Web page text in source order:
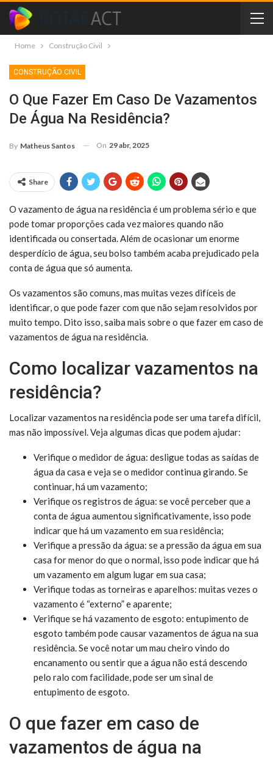
Home Construção Civil
CONSTRUÇÃO CIVIL
O Que Fazer Em Caso De Vazamentos
De Água Na Residência?
By Matheus Santos On 29 abr, 2025
Share
O vazamento de água na residência é um problema sério e que
pode tomar proporções cada vez maiores quando não
identificada ou consertada. Além de ocasionar um enorme
desperdício de água, seu bolso também acaba prejudicado pela
conta de água que só aumenta.
Os vazamentos são comuns, mas muitas vezes difíceis de
identificar, o que pode fazer com que não sejam resolvidos por
muito tempo. Dito isso, saiba mais sobre o que fazer em caso de
vazamentos de água na residência.
Como localizar vazamentos na
residência?
Localizar vazamentos na residência pode ser uma tarefa difícil,
mas não impossível. Veja algumas dicas que podem ajudar:
Verifique o medidor de água: desligue todas as saídas de
água da casa e veja se o medidor continua girando. Se
continuar, há um vazamento;
Verifique os registros de água: se você perceber que a
conta de água aumentou significativamente, isso pode
indicar que há um vazamento em sua residência;
Verifique a pressão da água: se a pressão da água em sua
casa for menor do que o normal, isso pode indicar que há
um vazamento em algum lugar em sua casa;
Verifique todas as torneiras e aparelhos: muitas vezes o
vazamento é “externo” e aparente;
Verifique se há vazamento de esgoto: entupimento de
esgoto também pode causar vazamentos de água na sua
residência. Se você notar um mau cheiro vindo do
encanamento ou sentir que a água não está descendo
pelo ralo com facilidade, pode ser um sinal de
entupimento de esgoto.
O que fazer em caso de
vazamentos de água na